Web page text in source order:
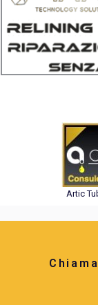
Artic